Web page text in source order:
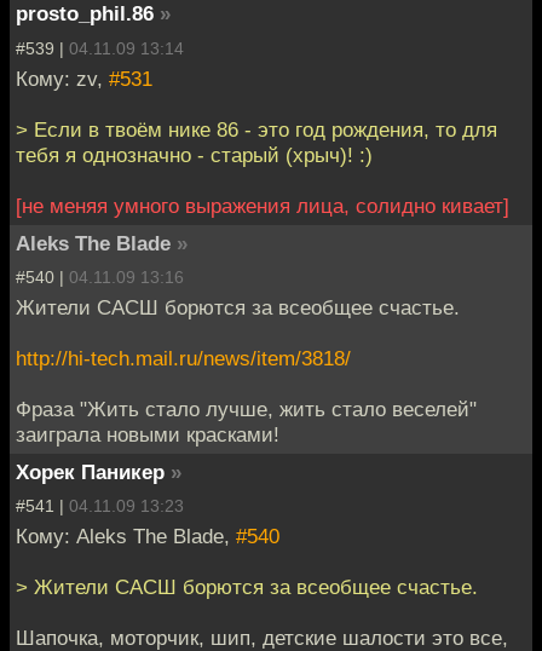
prosto_phil.86 »
#539 | 04.11.09 13:14
Кому: zv, #531
> Если в твоём нике 86 - это год рождения, то для
тебя я однозначно - старый (хрыч)! :)
[не меняя умного выражения лица, солидно кивает]
Aleks The Blade »
#540 | 04.11.09 13:16
Жители САСШ борются за всеобщее счастье.
http://hi-tech.mail.ru/news/item/3818/
Фраза "Жить стало лучше, жить стало веселей"
заиграла новыми красками!
Хорек Паникер »
#541 | 04.11.09 13:23
Кому: Aleks The Blade, #540
> Жители САСШ борются за всеобщее счастье.
Шапочка, моторчик, шип, детские шалости это все,